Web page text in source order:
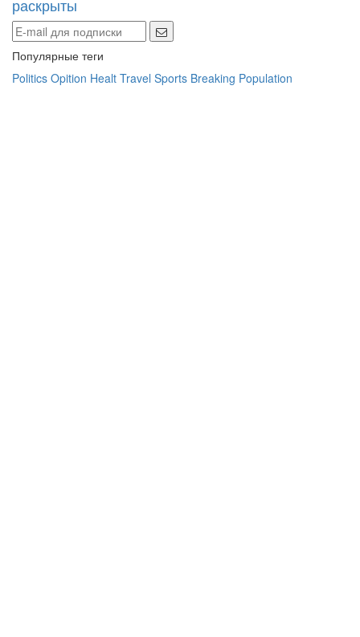
Популярные теги
Politics Opition Healt